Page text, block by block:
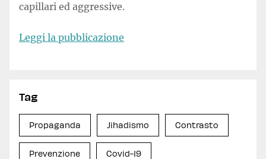
capillari ed aggressive.
Leggi la pubblicazione
Tag
Propaganda Jihadismo Contrasto
Prevenzione Covid-19